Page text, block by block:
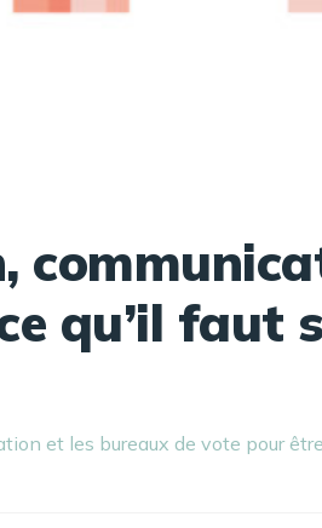
qu’il faut
et les bureaux de vote pour